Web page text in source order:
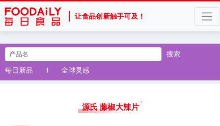
让食品创新触手可及！
搜索
每日新品
全球灵感
源氏 藤椒大辣片